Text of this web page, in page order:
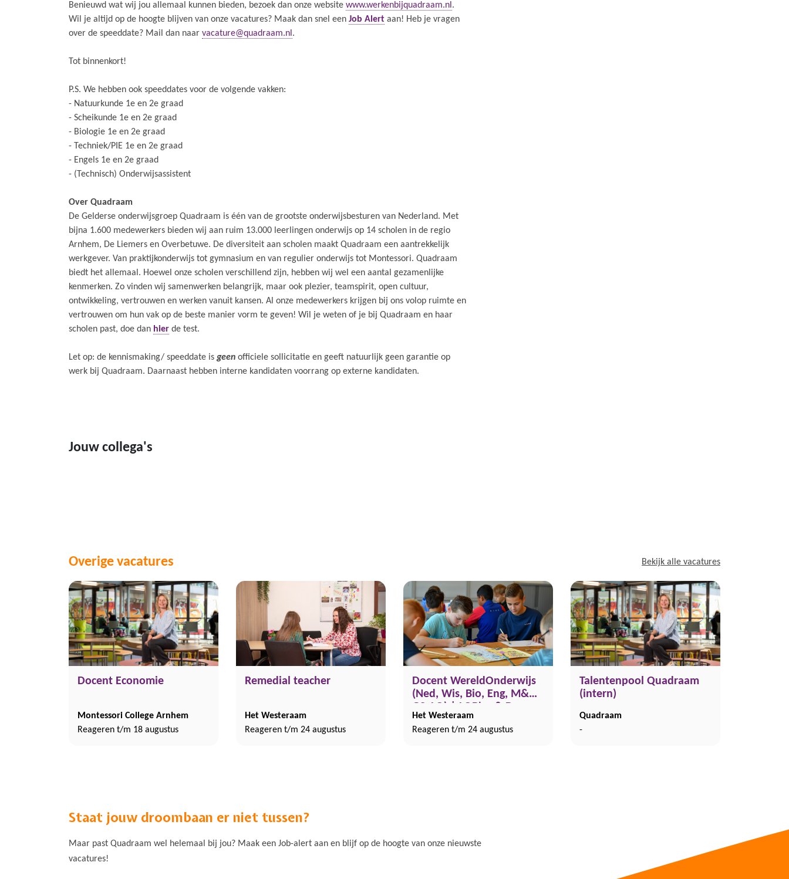
Benieuwd wat wij jou allemaal kunnen bieden, bezoek dan onze website www.werkenbijquadraam.nl .
Wil je altijd op de hoogte blijven van onze vacatures? Maak dan snel een Job Alert aan! Heb je vragen
over de speeddate? Mail dan naar vacature@quadraam.nl .
Tot binnenkort!
P.S. We hebben ook speeddates voor de volgende vakken:
- Natuurkunde 1e en 2e graad
- Scheikunde 1e en 2e graad
- Biologie 1e en 2e graad
- Techniek/PIE 1e en 2e graad
- Engels 1e en 2e graad
- (Technisch) Onderwijsassistent
Over Quadraam
De Gelderse onderwijsgroep Quadraam is één van de grootste onderwijsbesturen van Nederland. Met
bijna 1.600 medewerkers bieden wij aan ruim 13.000 leerlingen onderwijs op 14 scholen in de regio
Arnhem, De Liemers en Overbetuwe. De diversiteit aan scholen maakt Quadraam een aantrekkelijk
werkgever. Van praktijkonderwijs tot gymnasium en van regulier onderwijs tot Montessori. Quadraam
biedt het allemaal. Hoewel onze scholen verschillend zijn, hebben wij wel een aantal gezamenlijke
kenmerken. Zo vinden wij samenwerken belangrijk, maar ook plezier, teamspirit, open cultuur,
ontwikkeling, vertrouwen en werken vanuit kansen. Al onze medewerkers krijgen bij ons volop ruimte en
vertrouwen om hun vak op de beste manier vorm te geven! Wil je weten of je bij Quadraam en haar
scholen past, doe dan hier de test.
Let op: de kennismaking/ speeddate is geen officiele sollicitatie en geeft natuurlijk geen garantie op
werk bij Quadraam. Daarnaast hebben interne kandidaten voorrang op externe kandidaten.
Jouw collega's
Overige vacatures Bekijk alle vacatures
Docent Economie
Montessori College Arnhem
Reageren t/m 18 augustus
Remedial teacher
Het Westeraam
Reageren t/m 24 augustus
Docent WereldOnderwijs
(Ned, Wis, Bio, Eng, M&M,
(0.7-1.0 fte)
Het Westeraam
Reageren t/m 24 augustus
Talentenpool Quadraam
(intern)
Quadraam
-
Staat jouw droombaan er niet tussen?
Maar past Quadraam wel helemaal bij jou? Maak een Job-alert aan en blijf op de hoogte van onze nieuwste
vacatures!